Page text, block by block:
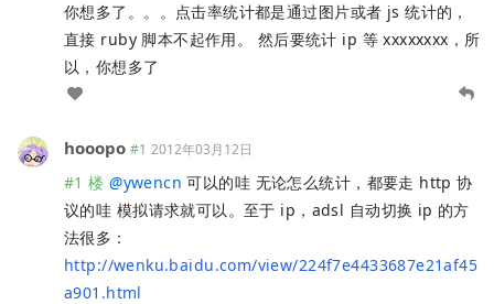
你想多了。。。点击率统计都是通过图片或者 js 统计的，
直接 ruby 脚本不起作用。 然后要统计 ip 等 xxxxxxxx，所
以，你想多了
hooopo #1 2012年03月12日
#1 楼 @ywencn 可以的哇 无论怎么统计，都要走 http 协
议的哇 模拟请求就可以。至于 ip，adsl 自动切换 ip 的方
法很多：
http://wenku.baidu.com/view/224f7e4433687e21af45
a901.html